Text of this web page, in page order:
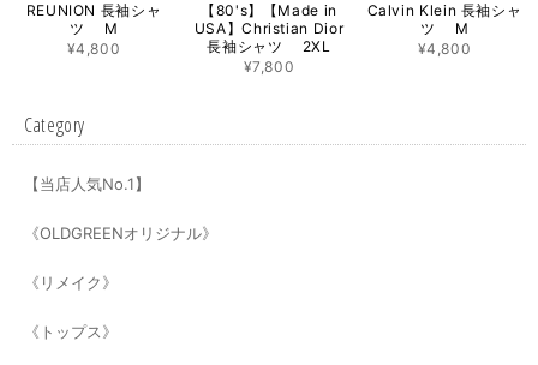
REUNION 長袖シャ
ツ M
¥4,800
【80's】【Made in
USA】Christian Dior
長袖シャツ 2XL
¥7,800
Calvin Klein 長袖シャ
ツ M
¥4,800
Category
【当店人気No.1】
《OLDGREENオリジナル》
《リメイク》
《トップス》